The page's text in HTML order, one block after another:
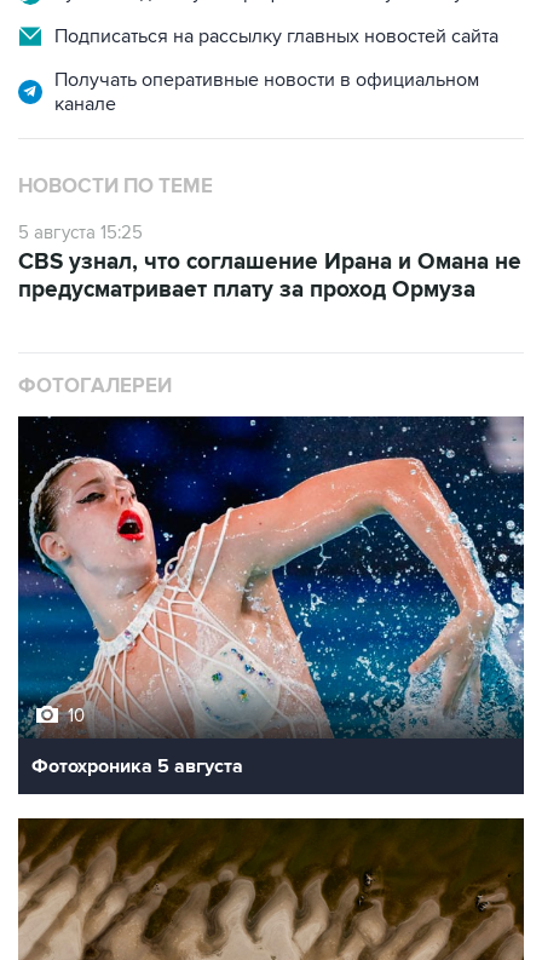
Получать оперативные новости в официальном
НОВОСТИ ПО ТЕМЕ
5 августа 15:25
предусматривает плату за проход Ормуза
10
Фотохроника 5 августа